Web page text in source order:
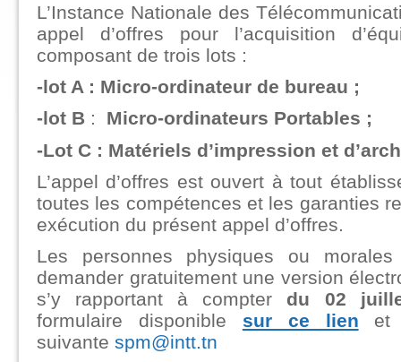
L’Instance Nationale des
appel d’offres pour l’acquisition
composant de trois lots :
-lot A : Micro-ordinateur de bureau ;
-lot B : Micro-ordinateurs Portables ;
-Lot C : Matériels d’impression et
L’appel d’offres est ouvert à tout
toutes les compétences et les garanties
exécution du présent appel d’offres.
Les personnes physiques ou
demander gratuitement une version
s’y rapportant à compter du 02
formulaire disponible sur ce lien et
suivante spm@intt.tn